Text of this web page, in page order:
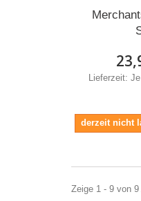
Lieferzeit:
derzeit nicht
Zeige 1 - 9 von